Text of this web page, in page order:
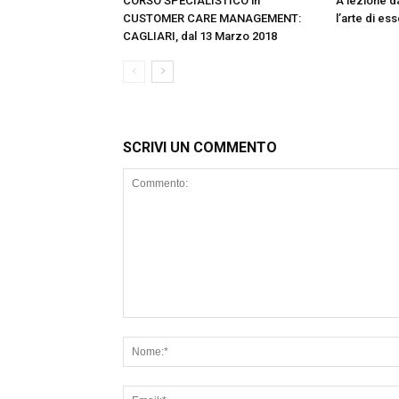
CUSTOMER CARE MANAGEMENT:
CAGLIARI, dal 13 Marzo 2018
l’arte di
SCRIVI UN COMMENTO